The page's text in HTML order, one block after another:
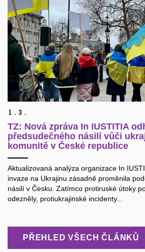
1. 3.
TZ: Nová zpráva In IUSTITIA
předsudečného násilí vůči
komunitě v České republice
Aktualizovaná analýza organizace In
invaze na Ukrajinu zásadně proměnila
násilí v Česku. Zatímco protiruské útoky
odezněly, protiukrajinské incidenty...
PŘEHLED VŠECH ČLÁNKŮ